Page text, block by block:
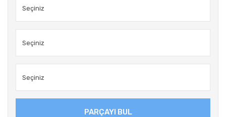
PARÇAYI BUL